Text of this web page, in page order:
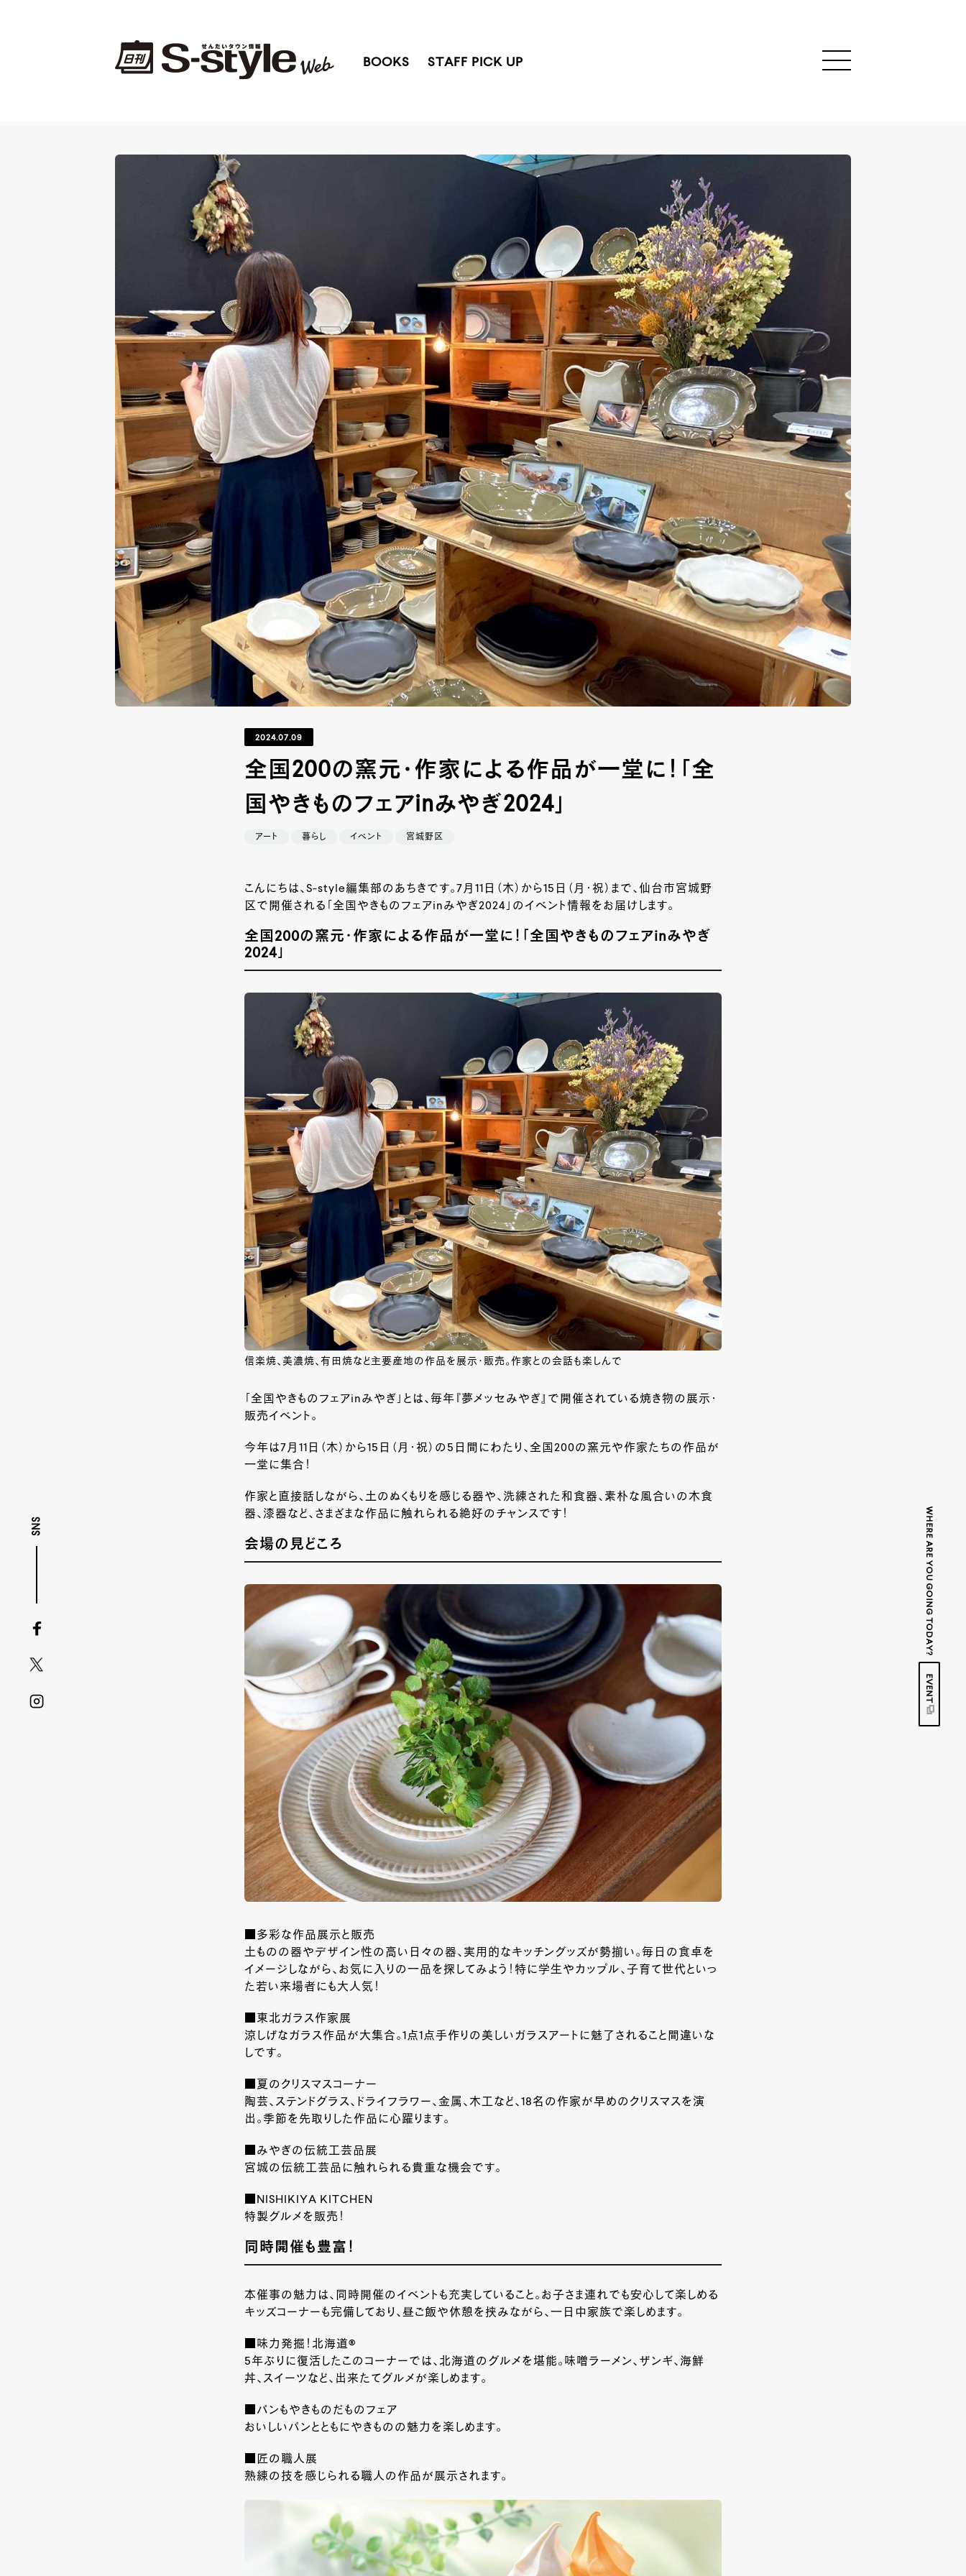
BOOKS STAFF PICK UP
SNS WHERE ARE YOU GOING TODAY?
EVENT
2024.07.09
全国200の窯元・作家による作品が一堂に！「全
国やきものフェアinみやぎ2024」
アート 暮らし イベント 宮城野区
こんにちは、S-style編集部のあちきです。7月11日（木）から15日（月・祝）まで、仙台市宮城野
区で開催される「全国やきものフェアinみやぎ2024」のイベント情報をお届けします。
全国200の窯元・作家による作品が一堂に！「全国やきものフェアinみやぎ
2024」
信楽焼、美濃焼、有田焼など主要産地の作品を展示・販売。作家との会話も楽しんで
「全国やきものフェアinみやぎ」とは、毎年『夢メッセみやぎ』で開催されている焼き物の展示・
販売イベント。
今年は7月11日（木）から15日（月・祝）の5日間にわたり、全国200の窯元や作家たちの作品が
一堂に集合！
作家と直接話しながら、土のぬくもりを感じる器や、洗練された和食器、素朴な風合いの木食
器、漆器など、さまざまな作品に触れられる絶好のチャンスです！
会場の見どころ
■多彩な作品展示と販売
土ものの器やデザイン性の高い日々の器、実用的なキッチングッズが勢揃い。毎日の食卓を
イメージしながら、お気に入りの一品を探してみよう！特に学生やカップル、子育て世代といっ
た若い来場者にも大人気！
■東北ガラス作家展
涼しげなガラス作品が大集合。1点1点手作りの美しいガラスアートに魅了されること間違いな
しです。
■夏のクリスマスコーナー
陶芸、ステンドグラス、ドライフラワー、金属、木工など、18名の作家が早めのクリスマスを演
出。季節を先取りした作品に心躍ります。
■みやぎの伝統工芸品展
宮城の伝統工芸品に触れられる貴重な機会です。
■NISHIKIYA KITCHEN
特製グルメを販売！
同時開催も豊富！
本催事の魅力は、同時開催のイベントも充実していること。お子さま連れでも安心して楽しめる
キッズコーナーも完備しており、昼ご飯や休憩を挟みながら、一日中家族で楽しめます。
■味力発掘！北海道®
5年ぶりに復活したこのコーナーでは、北海道のグルメを堪能。味噌ラーメン、ザンギ、海鮮
丼、スイーツなど、出来たてグルメが楽しめます。
■パンもやきものだものフェア
おいしいパンとともにやきものの魅力を楽しめます。
■匠の職人展
熟練の技を感じられる職人の作品が展示されます。